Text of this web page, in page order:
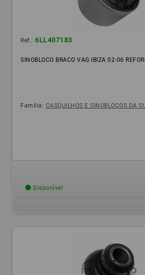
Ref.: 6LL407183
SINOBLOCO BRACO VAG IBIZA 02-06
Família: CASQUILHOS E SINOBLOCOS DA
Disponível